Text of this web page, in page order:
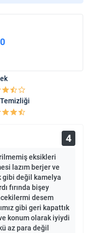
4
eksikleri
lazım berjer ve
gibi değil kamelya
fırında bişey
desem
gibi geri kapattık
konum olarak iyiydi
az para değil